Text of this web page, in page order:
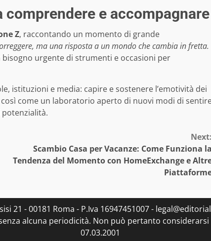
e accompagnare
Z, raccontando un momento di grande
ma una risposta a un mondo che cambia in fretta.
urgente di strumenti e occasioni per
istituzioni e media: capire e sostenere l’emotività dei
come un laboratorio aperto di nuovi modi di
Scambio Casa per Vacanze: Come Funziona
Tendenza del Momento con HomeExchange e
21 - 00181 Roma - P.Iva 16947451007 -
alcuna periodicità. Non può pertanto
07.03.2001